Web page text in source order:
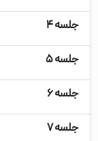
جلسه ۴
جلسه ۵
جلسه ۶
جلسه ۷